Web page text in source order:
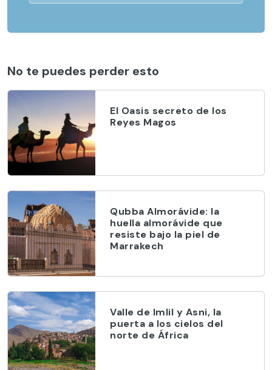
No te puedes perder esto
El Oasis secreto de los
Reyes Magos
Qubba Almorávide: la
huella almorávide que
resiste bajo la piel de
Marrakech
Valle de Imlil y Asni, la
puerta a los cielos del
norte de África